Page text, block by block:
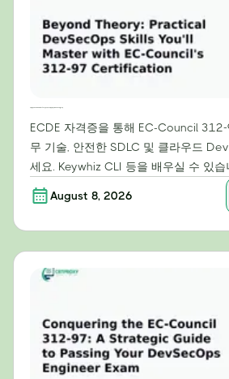
ECDE 자격증을 통해 EC-Council
무 기술, 안전한 SDLC 및 클라우드
세요. Keywhiz CLI 등을 배우실 수 있습
August 8, 2026